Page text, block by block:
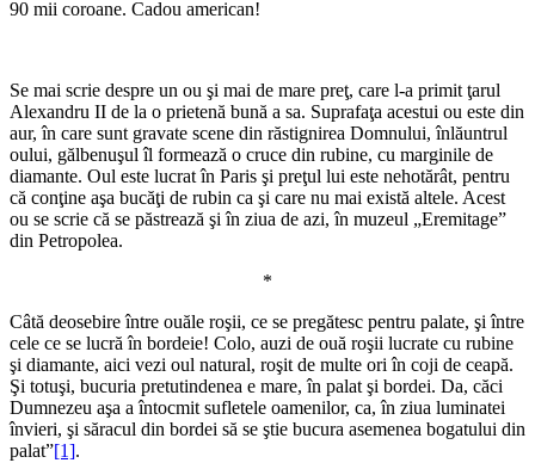
90 mii coroane. Cadou american!
Se mai scrie despre un ou şi mai de mare preţ, care l-a primit ţarul
Alexandru II de la o prietenă bună a sa. Suprafaţa acestui ou este din
aur, în care sunt gravate scene din răstignirea Domnului, înlăuntrul
oului, gălbenuşul îl formează o cruce din rubine, cu marginile de
diamante. Oul este lucrat în Paris şi preţul lui este nehotărât, pentru
că conţine aşa bucăţi de rubin ca şi care nu mai există altele. Acest
ou se scrie că se păstrează şi în ziua de azi, în muzeul „Eremitage”
din Petropolea.
*
Câtă deosebire între ouăle roşii, ce se pregătesc pentru palate, şi între
cele ce se lucră în bordeie! Colo, auzi de ouă roşii lucrate cu rubine
şi diamante, aici vezi oul natural, roşit de multe ori în coji de ceapă.
Şi totuşi, bucuria pretutindenea e mare, în palat şi bordei. Da, căci
Dumnezeu aşa a întocmit sufletele oamenilor, ca, în ziua luminatei
învieri, şi săracul din bordei să se ştie bucura asemenea bogatului din
palat”[1].